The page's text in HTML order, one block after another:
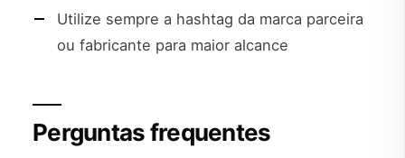
Utilize sempre a hashtag da marca parceira
ou fabricante para maior alcance
Perguntas frequentes